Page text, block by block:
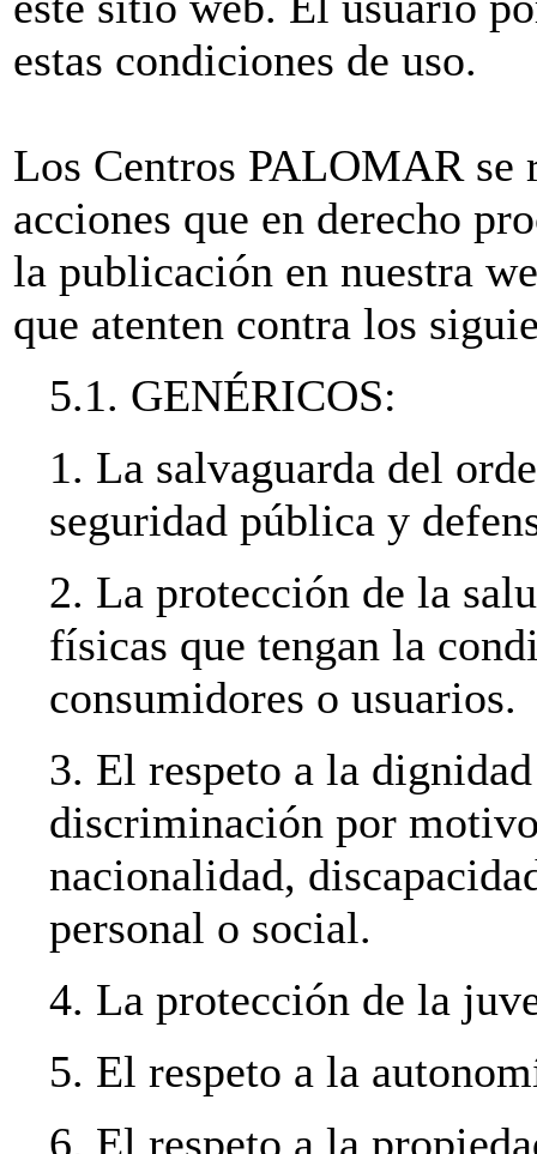
estas condiciones de uso.
Los Centros PALOMAR se
acciones que en derecho
la publicación en nuestra
que atenten contra los
5.1. GENÉRICOS:
1. La salvaguarda del
seguridad pública y
2. La protección de la
físicas que tengan la
consumidores o usuarios.
3. El respeto a la
discriminación por
nacionalidad,
personal o social.
4. La protección de la
5. El respeto a la
6. El respeto a la